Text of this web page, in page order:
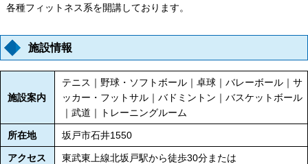
各種フィットネス系を開講しております。
施設情報
施設案内
テニス｜野球・ソフトボール｜卓球｜バレーボール｜サ
ッカー・フットサル｜バドミントン｜バスケットボール
｜武道｜トレーニングルーム
所在地 坂戸市石井1550
アクセス
東武東上線北坂戸駅から徒歩30分または